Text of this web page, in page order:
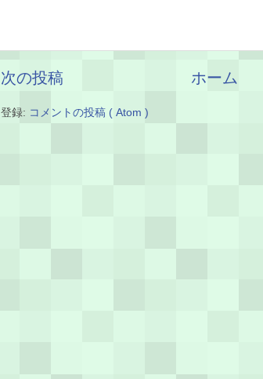
次の投稿 ホーム
登録: コメントの投稿 ( Atom )